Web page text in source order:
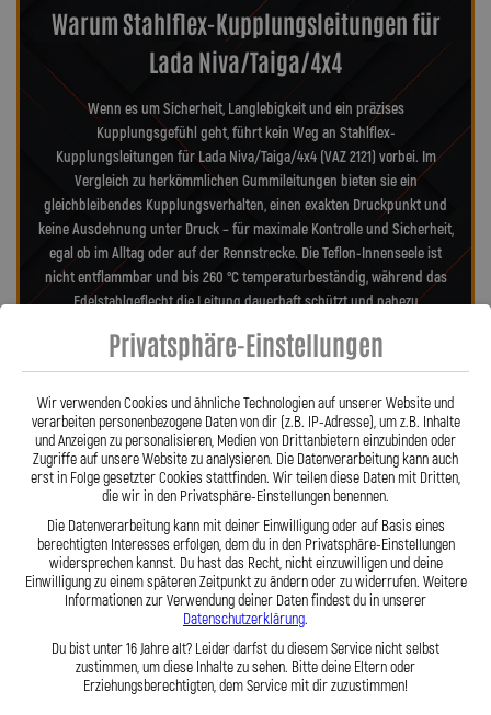
Warum Stahlflex-Kupplungsleitungen für
Lada Niva/Taiga/4x4
Wenn es um Sicherheit, Langlebigkeit und ein präzises
Kupplungsgefühl geht, führt kein Weg an Stahlflex-
Kupplungsleitungen für Lada Niva/Taiga/4x4 (VAZ 2121) vorbei. Im
Vergleich zu herkömmlichen Gummileitungen bieten sie ein
gleichbleibendes Kupplungsverhalten, einen exakten Druckpunkt und
keine Ausdehnung unter Druck – für maximale Kontrolle und Sicherheit,
egal ob im Alltag oder auf der Rennstrecke. Die Teflon-Innenseele ist
nicht entflammbar und bis 260 °C temperaturbeständig, während das
Edelstahlgeflecht die Leitung dauerhaft schützt und nahezu
Witterung oder Abrieb – ein regelmäßiger Austausch wie bei
Gummileitungen entfällt. Das spart Kosten und sorgt langfristig für ein
sicheres Fahrgefühl. Unsere verdrehbaren, ausjustierbaren Anschlüsse
ermöglichen eine drallfreie, spannungsfreie Verlegung. Ob
Sonderanfertigung oder anbaufertiges Stahlflex-Kit – jede Leitung wird
millimetergenau und individuell gefertigt. Mit den Stahlflex-
Kupplungsleitungen der Lothar Spiegler Kfz-Leitungen GmbH
entscheiden Sie sich für echte deutsche Qualität, höchste Sicherheit
und ein Produkt, das in Präzision und Haltbarkeit überzeugt.Hier zu
unserem Video „Stahlflex vs. Gummi“
Privatsphäre-Einstellungen
Wir verwenden Cookies und ähnliche Technologien auf unserer Website und
verarbeiten personenbezogene Daten von dir (z.B. IP-Adresse), um z.B. Inhalte
und Anzeigen zu personalisieren, Medien von Drittanbietern einzubinden oder
Zugriffe auf unsere Website zu analysieren. Die Datenverarbeitung kann auch
erst in Folge gesetzter Cookies stattfinden. Wir teilen diese Daten mit Dritten,
die wir in den Privatsphäre-Einstellungen benennen.
Die Datenverarbeitung kann mit deiner Einwilligung oder auf Basis eines
berechtigten Interesses erfolgen, dem du in den Privatsphäre-Einstellungen
widersprechen kannst. Du hast das Recht, nicht einzuwilligen und deine
Einwilligung zu einem späteren Zeitpunkt zu ändern oder zu widerrufen. Weitere
Informationen zur Verwendung deiner Daten findest du in unserer
Datenschutzerklärung.
Du bist unter 16 Jahre alt? Leider darfst du diesem Service nicht selbst
zustimmen, um diese Inhalte zu sehen. Bitte deine Eltern oder
Erziehungsberechtigten, dem Service mit dir zuzustimmen!